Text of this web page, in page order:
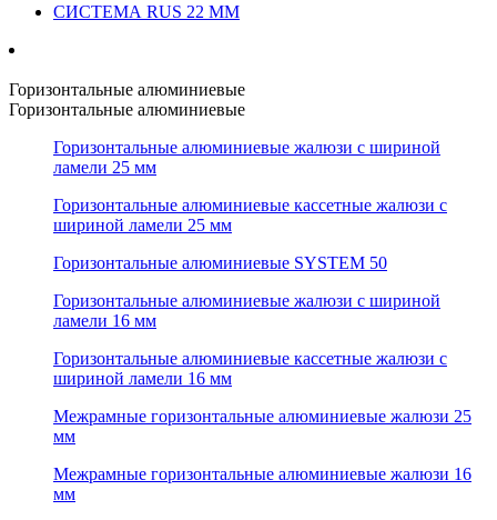
СИСТЕМА RUS 22 ММ
Горизонтальные алюминиевые
Горизонтальные алюминиевые
Горизонтальные алюминиевые жалюзи с шириной
ламели 25 мм
Горизонтальные алюминиевые кассетные жалюзи с
шириной ламели 25 мм
Горизонтальные алюминиевые SYSTEM 50
Горизонтальные алюминиевые жалюзи с шириной
ламели 16 мм
Горизонтальные алюминиевые кассетные жалюзи с
шириной ламели 16 мм
Межрамные горизонтальные алюминиевые жалюзи 25
мм
Межрамные горизонтальные алюминиевые жалюзи 16
мм